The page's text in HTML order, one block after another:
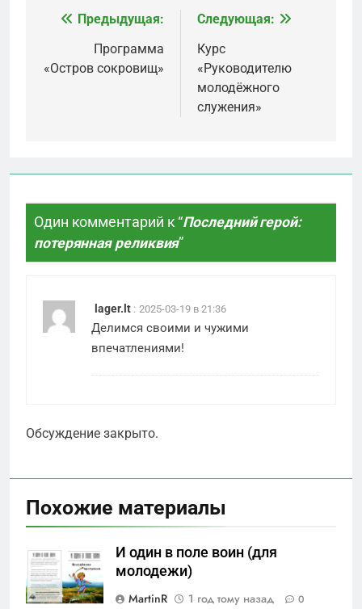
Навигация
записям
Предыдущая:
Программа
«Остров сокровищ»
Следующая:
Курс
«Руководителю
молодёжного
служения»
Один комментарий к “Последний герой:
потерянная реликвия”
lager.lt : 2025-03-19 в 21:36
Делимся своими и чужими
впечатлениями!
Обсуждение закрыто.
Похожие материалы
И один в поле воин (для
молодежи)
MartinR
1 год тому назад 0